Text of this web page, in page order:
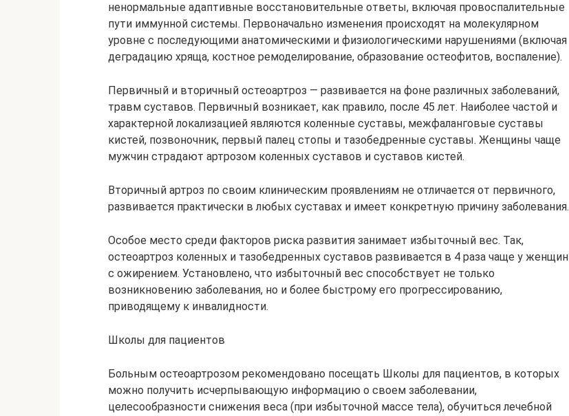
ненормальные адаптивные восстановительные ответы, включая провоспалительные
пути иммунной системы. Первоначально изменения происходят на молекулярном
уровне с последующими анатомическими и физиологическими нарушениями (включая
деградацию хряща, костное ремоделирование, образование остеофитов, воспаление).
Первичный и вторичный остеоартроз — развивается на фоне различных заболеваний,
травм суставов. Первичный возникает, как правило, после 45 лет. Наиболее частой и
характерной локализацией являются коленные суставы, межфаланговые суставы
кистей, позвоночник, первый палец стопы и тазобедренные суставы. Женщины чаще
мужчин страдают артрозом коленных суставов и суставов кистей.
Вторичный артроз по своим клиническим проявлениям не отличается от первичного,
развивается практически в любых суставах и имеет конкретную причину заболевания.
Особое место среди факторов риска развития занимает избыточный вес. Так,
остеоартроз коленных и тазобедренных суставов развивается в 4 раза чаще у женщин
с ожирением. Установлено, что избыточный вес способствует не только
возникновению заболевания, но и более быстрому его прогрессированию,
приводящему к инвалидности.
Школы для пациентов
Больным остеоартрозом рекомендовано посещать Школы для пациентов, в которых
можно получить исчерпывающую информацию о своем заболевании,
целесообразности снижения веса (при избыточной массе тела), обучиться лечебной